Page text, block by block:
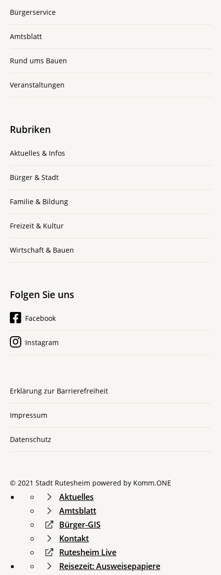
Bürgerservice
Amtsblatt
Rund ums Bauen
Veranstaltungen
Rubriken
Aktuelles & Infos
Bürger & Stadt
Familie & Bildung
Freizeit & Kultur
Wirtschaft & Bauen
Folgen Sie uns
Facebook
Instagram
Erklärung zur Barrierefreiheit
Impressum
Datenschutz
© 2021 Stadt Rutesheim powered by Komm.ONE
Aktuelles
Amtsblatt
Bürger-GIS
Kontakt
Rutesheim Live
Reisezeit: Ausweisepapiere